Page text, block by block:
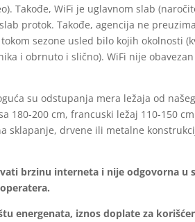
Takođe, WiFi je uglavnom slab
protok. Takođe, agencija ne
sezone usled bilo kojih okolnosti
i obrnuto i slično). WiFi nije
su odstupanja mera ležaja od
180-200 cm, francuski ležaj 110-150
sklapanje, drvene ili metalne
brzinu interneta i nije odgovorna u
energenata, iznos doplate za